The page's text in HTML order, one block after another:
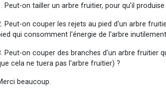
Peut-on tailler un arbre fruitier, pour qu'il
Peut-on couper les rejets au pied d'un arbre
qui consomment l'énergie de l'arbre
Peut-on couper des branches d'un arbre fruitier
cela ne tuera pas l'arbre fruitier) ?
beaucoup.